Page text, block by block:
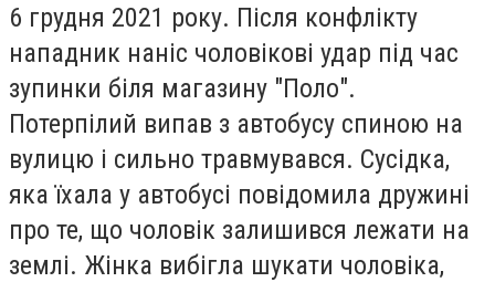
6 грудня 2021 року. Після конфлікту
нападник наніс чоловікові удар під час
зупинки біля магазину "Поло".
Потерпілий випав з автобусу спиною на
вулицю і сильно травмувався. Сусідка,
яка їхала у автобусі повідомила дружині
про те, що чоловік залишився лежати на
землі. Жінка вибігла шукати чоловіка,